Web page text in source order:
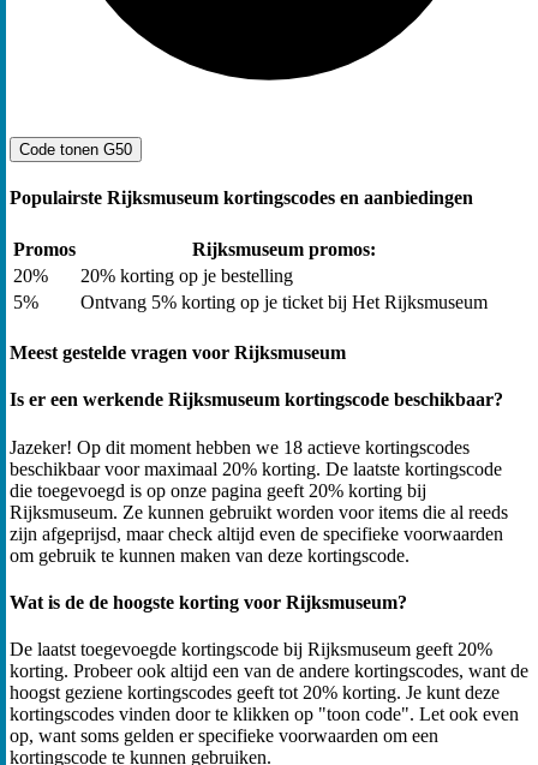
Code tonen G50
Populairste Rijksmuseum kortingscodes en aanbiedingen
Promos
Rijksmuseum promos:
20%
20% korting op je bestelling
5%
Ontvang 5% korting op je ticket bij Het Rijksmuseum
Meest gestelde vragen voor Rijksmuseum
Is er een werkende Rijksmuseum kortingscode beschikbaar?
Jazeker! Op dit moment hebben we 18 actieve kortingscodes
beschikbaar voor maximaal 20% korting. De laatste kortingscode
die toegevoegd is op onze pagina geeft 20% korting bij
Rijksmuseum. Ze kunnen gebruikt worden voor items die al reeds
zijn afgeprijsd, maar check altijd even de specifieke voorwaarden
om gebruik te kunnen maken van deze kortingscode.
Wat is de de hoogste korting voor Rijksmuseum?
De laatst toegevoegde kortingscode bij Rijksmuseum geeft 20%
korting. Probeer ook altijd een van de andere kortingscodes, want de
hoogst geziene kortingscodes geeft tot 20% korting. Je kunt deze
kortingscodes vinden door te klikken op "toon code". Let ook even
op, want soms gelden er specifieke voorwaarden om een
kortingscode te kunnen gebruiken.